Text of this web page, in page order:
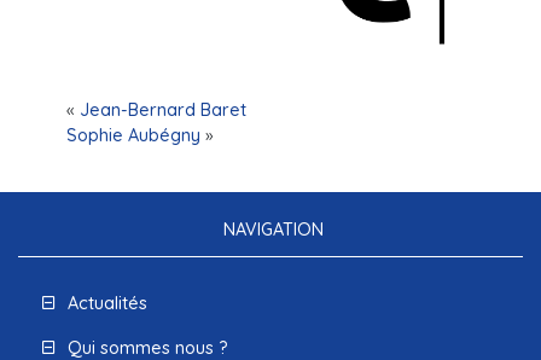
« Jean-Bernard Baret
Sophie Aubégny »
NAVIGATION
Actualités
Qui sommes nous ?